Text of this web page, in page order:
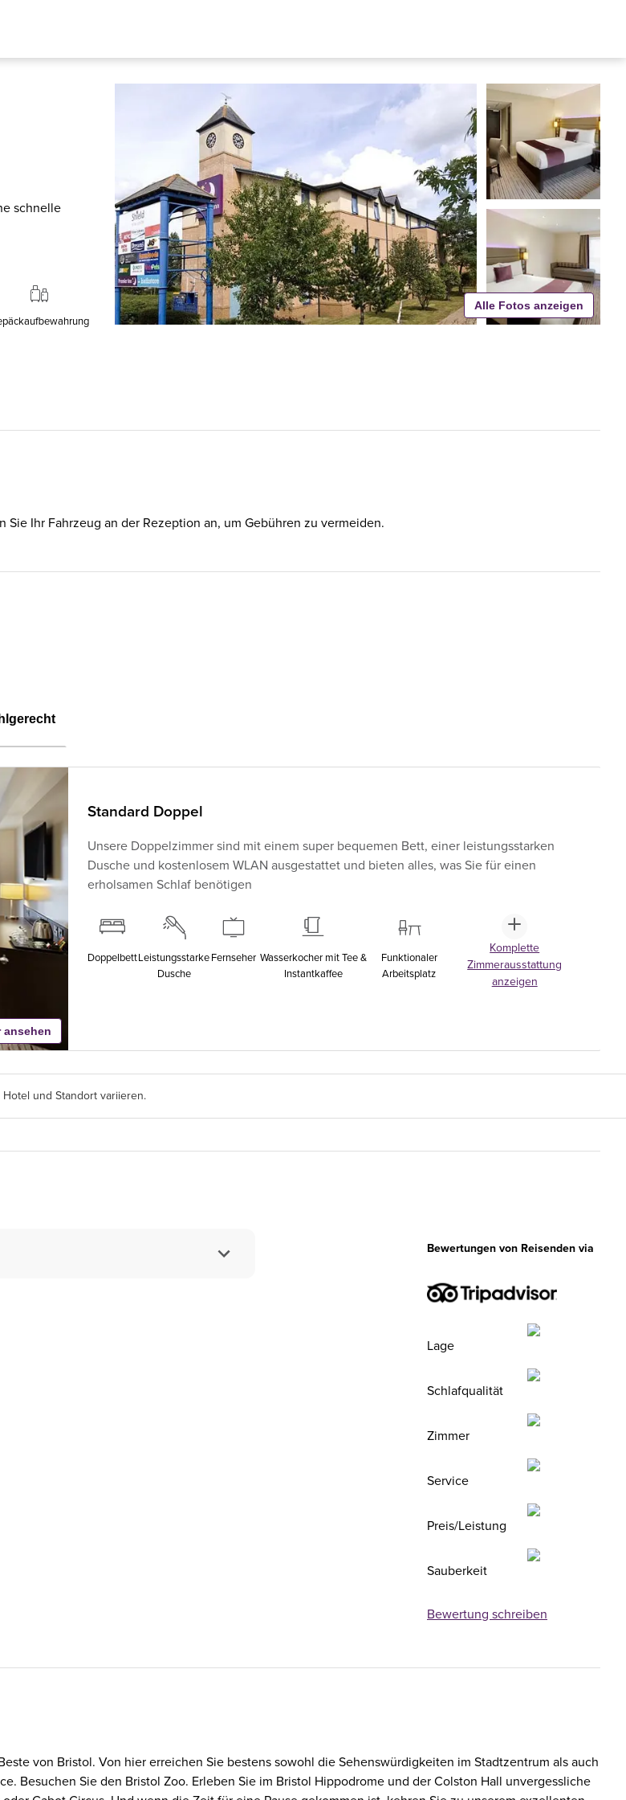
schnelle
Alle Fotos anzeigen
Ihr Fahrzeug an der Rezeption an, um Gebühren zu vermeiden.
ansehen
Standard Doppel
Unsere Doppelzimmer sind mit einem super bequemen Bett, einer leistungsstarken
Dusche und kostenlosem WLAN ausgestattet und bieten alles, was Sie für einen
erholsamen Schlaf benötigen
DoppelbettLeistungsstarke
Dusche
Fernseher Wasserkocher mit Tee &
Instantkaffee
Funktionaler
Arbeitsplatz
Komplette
Zimmerausstattung
anzeigen
und Standort variieren.
Bewertungen von Reisenden via
Lage
Schlafqualität
Zimmer
Service
Preis/Leistung
Sauberkeit
Bewertung schreiben
von Bristol. Von hier erreichen Sie bestens sowohl die Sehenswürdigkeiten im Stadtzentrum als auch
Besuchen Sie den Bristol Zoo. Erleben Sie im Bristol Hippodrome und der Colston Hall unvergessliche